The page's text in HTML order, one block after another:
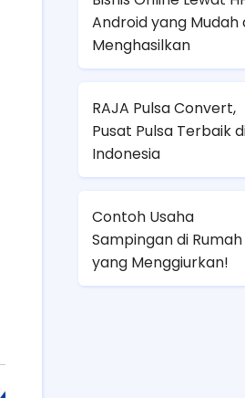
Android yang Mudah
Menghasilkan
RAJA Pulsa Convert,
Pusat Pulsa Terbaik
Indonesia
Contoh Usaha
Sampingan di Rumah
yang Menggiurkan!